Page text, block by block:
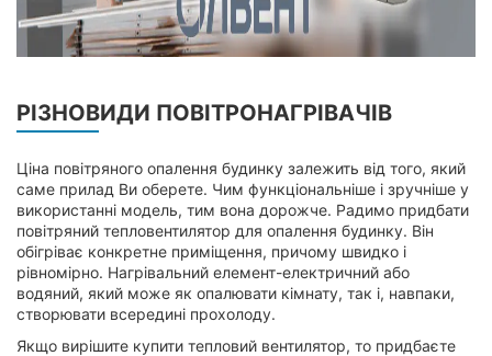
РІЗНОВИДИ ПОВІТРОНАГРІВАЧІВ
Ціна повітряного опалення будинку залежить від того, який
саме прилад Ви оберете. Чим функціональніше і зручніше у
використанні модель, тим вона дорожче. Радимо придбати
повітряний тепловентилятор для опалення будинку. Він
обігріває конкретне приміщення, причому швидко і
рівномірно. Нагрівальний елемент-електричний або
водяний, який може як опалювати кімнату, так і, навпаки,
створювати всередині прохолоду.
Якщо вирішите купити тепловий вентилятор, то придбаєте